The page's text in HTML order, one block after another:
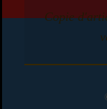
Copie